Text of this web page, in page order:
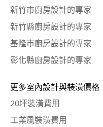
新竹市廚房設計的專家
新竹縣廚房設計的專家
基隆市廚房設計的專家
彰化縣廚房設計的專家
更多室內設計與裝潢價格
20坪裝潢費用
工業風裝潢費用